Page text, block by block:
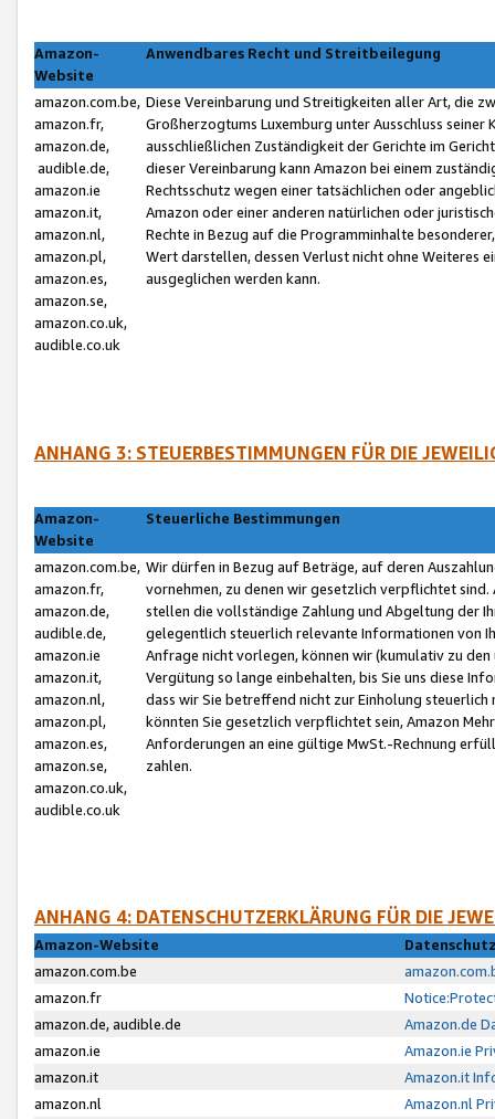
Amazon-
Website
Anwendbares Recht und Streitbeilegung
amazon.com.be,
amazon.fr,
amazon.de,
audible.de,
amazon.ie
amazon.it,
amazon.nl,
amazon.pl,
amazon.es,
amazon.se,
amazon.co.uk,
audible.co.uk
Diese Vereinbarung und Streitigkeiten aller Art, die
Großherzogtums Luxemburg unter Ausschluss
ausschließlichen Zuständigkeit der Gerichte im
dieser Vereinbarung kann Amazon bei einem
Rechtsschutz wegen einer tatsächlichen oder
Amazon oder einer anderen natürlichen oder
Rechte in Bezug auf die Programminhalte
Wert darstellen, dessen Verlust nicht ohne Weiteres
ausgeglichen werden kann.
ANHANG 3: STEUERBESTIMMUNGEN FÜR DIE
Amazon-
Website
Steuerliche Bestimmungen
amazon.com.be,
amazon.fr,
amazon.de,
audible.de,
amazon.ie
amazon.it,
amazon.nl,
amazon.pl,
amazon.es,
amazon.se,
amazon.co.uk,
audible.co.uk
Wir dürfen in Bezug auf Beträge, auf deren
vornehmen, zu denen wir gesetzlich verpflichtet
stellen die vollständige Zahlung und Abgeltung der
gelegentlich steuerlich relevante Informationen von
Anfrage nicht vorlegen, können wir (kumulativ zu
Vergütung so lange einbehalten, bis Sie uns diese
dass wir Sie betreffend nicht zur Einholung
könnten Sie gesetzlich verpflichtet sein, Amazon
Anforderungen an eine gültige MwSt.-Rechnung
zahlen.
ANHANG 4: DATENSCHUTZERKLÄRUNG FÜR DIE
Amazon-Website
amazon.com.be
amazon.fr
amazon.de, audible.de
Amazon.de
amazon.ie
Amazon.ie
amazon.it
Amazon.it
amazon.nl
Amazon.nl